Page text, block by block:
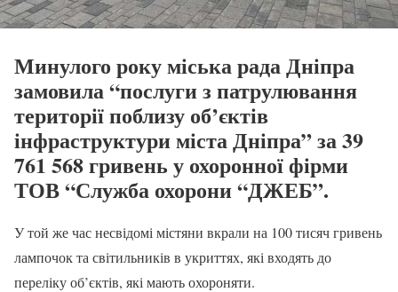
Минулого року міська рада Дніпра
замовила “послуги з патрулювання
території поблизу об’єктів
інфраструктури міста Дніпра” за 39
761 568 гривень у охоронної фірми
ТОВ “Служба охорони “ДЖЕБ”.
У той же час несвідомі містяни вкрали на 100 тисяч гривень
лампочок та світильників в укриттях, які входять до
переліку об’єктів, які мають охороняти.